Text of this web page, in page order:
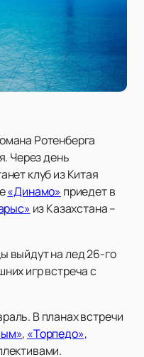
Ротенберга
Через день
клуб из Китая
«Динамо» приедет в
из Казахстана –
выйдут на лед 26-го
игр встреча с
В планах встречи
, «Торпедо»,